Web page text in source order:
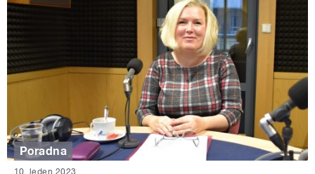
Poradna
10. leden 2023